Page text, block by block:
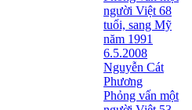
người Việt 68
tuổi, sang Mỹ
năm 1991
6.5.2008
Nguyễn Cát
Phương
Phỏng vấn một